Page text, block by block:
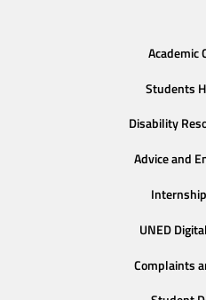
Academic
Students
Disability
Advice and
UNED
Complaints